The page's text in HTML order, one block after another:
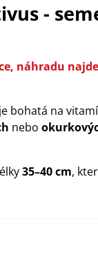
-
náhradu
je bohatá na
nebo
35–40 cm,